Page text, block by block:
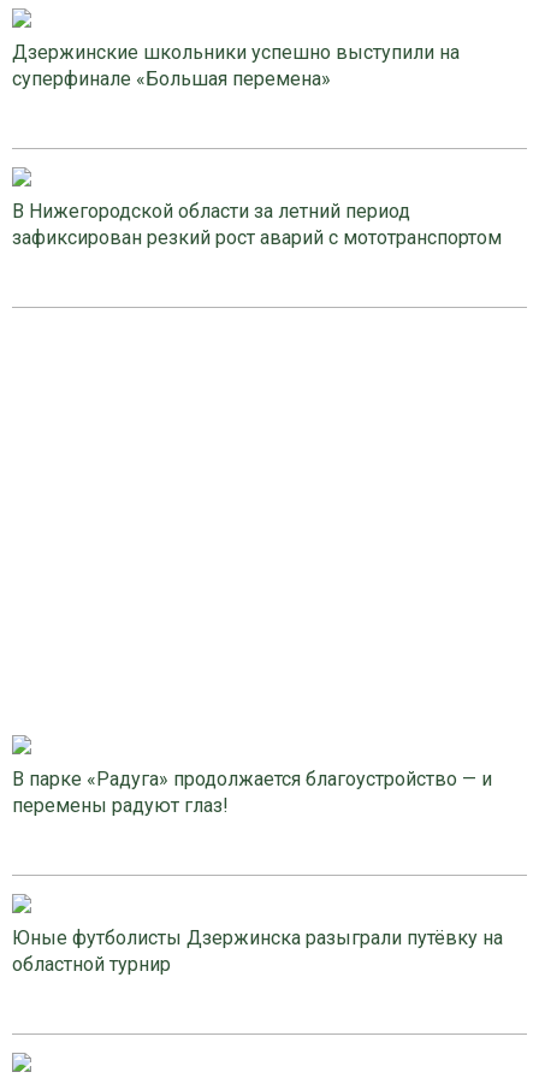
Дзержинские школьники успешно выступили на
суперфинале «Большая перемена»
В Нижегородской области за летний период
зафиксирован резкий рост аварий с мототранспортом
В парке «Радуга» продолжается благоустройство — и
перемены радуют глаз!
Юные футболисты Дзержинска разыграли путёвку на
областной турнир